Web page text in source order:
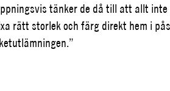
tänker de då till att allt
rätt storlek och färg direkt hem i